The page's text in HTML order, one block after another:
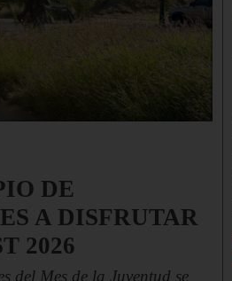
DE
A DISFRUTAR
2026
del Mes de la Juventud se